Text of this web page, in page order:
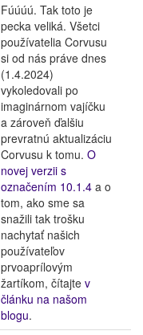
Fúúúú. Tak toto je
pecka veliká. Všetci
používatelia Corvusu
si od nás práve dnes
(1.4.2024)
vykoledovali po
imaginárnom vajíčku
a zároveň ďalšiu
prevratnú aktualizáciu
Corvusu k tomu. O
novej verzii s
označením 10.1.4 a o
tom, ako sme sa
snažili tak trošku
nachytať našich
používateľov
prvoaprílovým
žartíkom, čítajte v
článku na našom
blogu.